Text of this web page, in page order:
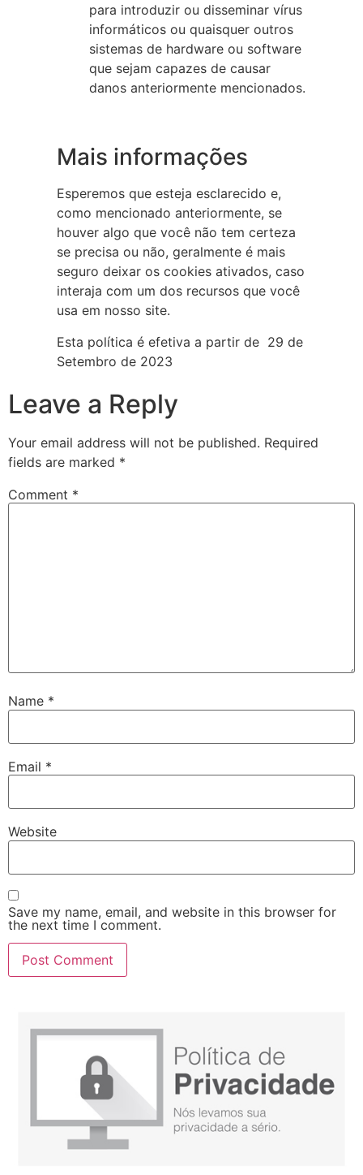
para introduzir ou disseminar vírus
informáticos ou quaisquer outros
sistemas de hardware ou software
que sejam capazes de causar
danos anteriormente mencionados.
Mais informações
Esperemos que esteja esclarecido e,
como mencionado anteriormente, se
houver algo que você não tem certeza
se precisa ou não, geralmente é mais
seguro deixar os cookies ativados, caso
interaja com um dos recursos que você
usa em nosso site.
Esta política é efetiva a partir de 29 de
Setembro de 2023
Leave a Reply
Your email address will not be published. Required
fields are marked *
Comment *
Name *
Email *
Website
Save my name, email, and website in this browser for
the next time I comment.